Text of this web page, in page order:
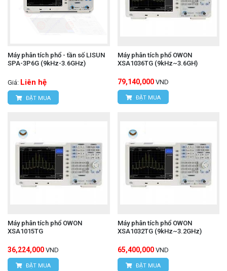
Máy phân tích phổ - tần số LISUN
SPA-3P6G (9kHz-3.6GHz)
Giá: Liên hệ
ĐẶT MUA
Máy phân tích phổ OWON
XSA1036TG (9kHz~3.6GH)
79,140,000 VND
ĐẶT MUA
Máy phân tích phổ OWON
XSA1015TG
36,224,000 VND
ĐẶT MUA
Máy phân tích phổ OWON
XSA1032TG (9kHz~3.2GHz)
65,400,000 VND
ĐẶT MUA